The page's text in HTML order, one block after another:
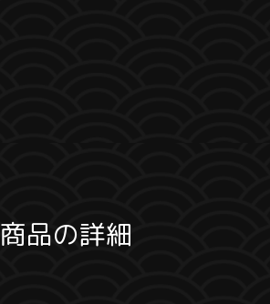
商品の詳細